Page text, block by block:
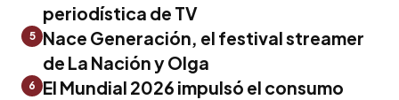
periodística de TV
5
Nace Generación, el festival streamer
de La Nación y Olga
6
El Mundial 2026 impulsó el consumo